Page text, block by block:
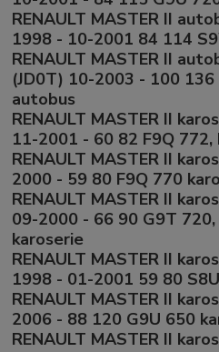
RENAULT MASTER II
1998 - 10-2001 84 114
RENAULT MASTER II
(JD0T) 10-2003 - 100
autobus
RENAULT MASTER II
11-2001 - 60 82 F9Q
RENAULT MASTER II
2000 - 59 80 F9Q 770
RENAULT MASTER II
09-2000 - 66 90 G9T
karoserie
RENAULT MASTER II
1998 - 01-2001 59 80
RENAULT MASTER II
2006 - 88 120 G9U 650
RENAULT MASTER II